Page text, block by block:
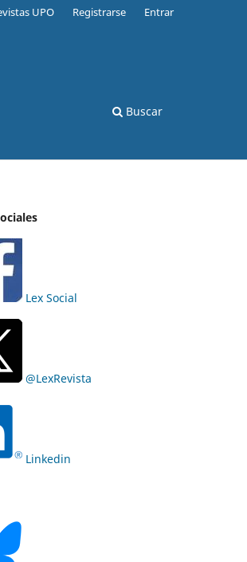
Buscar
UPO Registrarse Entrar
Lex Social
@LexRevista
Linkedin